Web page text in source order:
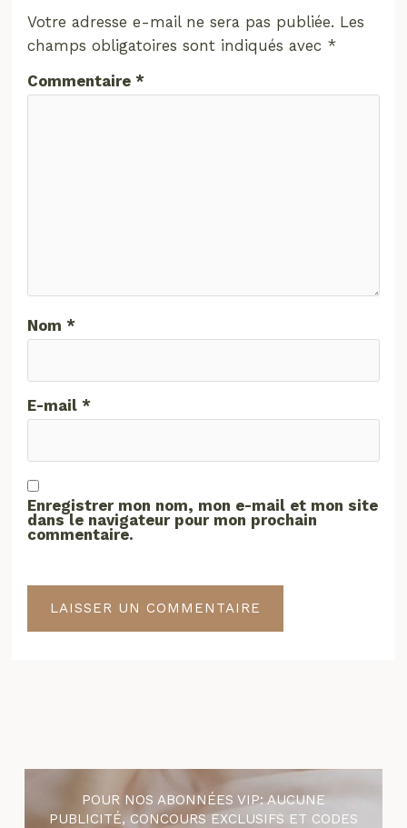
Votre adresse e-mail ne sera pas publiée. Les
champs obligatoires sont indiqués avec *
Commentaire*
Nom*
E-mail*
Enregistrer mon nom, mon e-mail et mon site
dans le navigateur pour mon prochain
commentaire.
POUR NOS ABONNÉES VIP: AUCUNE
PUBLICITÉ, CONCOURS EXCLUSIFS ET CODES